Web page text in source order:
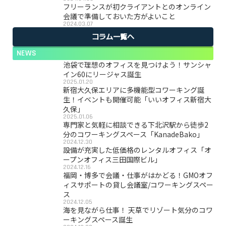
フリーランスが初クライアントとのオンライン
会議で準備しておいた方がよいこと
2024.03.07
コラム一覧へ
NEWS
池袋で理想のオフィスを見つけよう！サンシャ
イン60にリージャス誕生
2025.01.20
新宿大久保エリアに多機能型コワーキング誕
生！イベントも開催可能「いいオフィス新宿大
久保」
2025.01.06
専門家と気軽に相談できる下北沢駅から徒歩2
分のコワーキングスペース「KanadeBako」
2024.12.30
設備が充実した低価格のレンタルオフィス「オ
ープンオフィス三田国際ビル」
2024.12.16
福岡・博多で会議・仕事がはかどる！GMOオフ
ィスサポートの貸し会議室/コワーキングスペー
ス
2024.12.05
海を見ながら仕事！ 天草でリゾート気分のコワ
ーキングスペース誕生